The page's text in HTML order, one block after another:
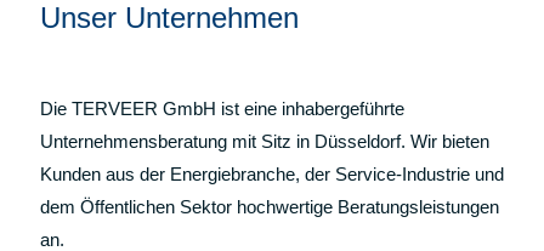
Unser Unternehmen
Die TERVEER GmbH ist eine inhabergeführte
Unternehmensberatung mit Sitz in Düsseldorf. Wir bieten
Kunden aus der Energiebranche, der Service-Industrie und
dem Öffentlichen Sektor hochwertige Beratungsleistungen
an.